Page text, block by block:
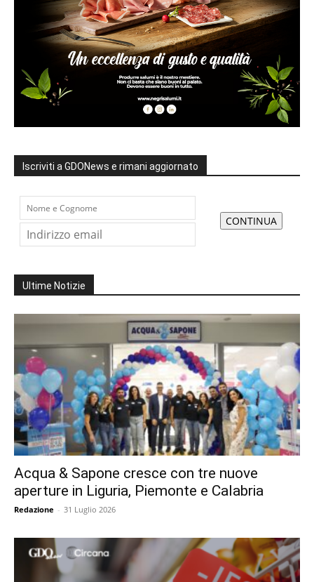
Iscriviti a GDONews e rimani aggiornato
Ultime Notizie
Acqua & Sapone cresce con tre nuove
aperture in Liguria, Piemonte e Calabria
Redazione - 31 Luglio 2026